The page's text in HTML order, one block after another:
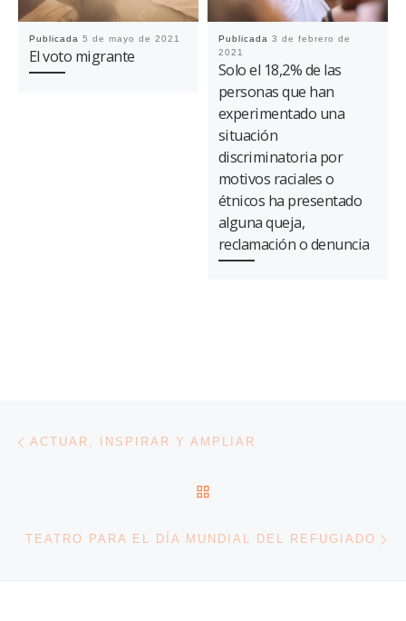
Publicada 5 de mayo de 2021
El voto migrante
Publicada 3 de febrero de
2021
Solo el 18,2% de las
personas que han
experimentado una
situación
discriminatoria por
motivos raciales o
étnicos ha presentado
alguna queja,
reclamación o denuncia
Navegación de entradas
ACTUAR, INSPIRAR Y AMPLIAR
TEATRO PARA EL DÍA MUNDIAL DEL REFUGIADO